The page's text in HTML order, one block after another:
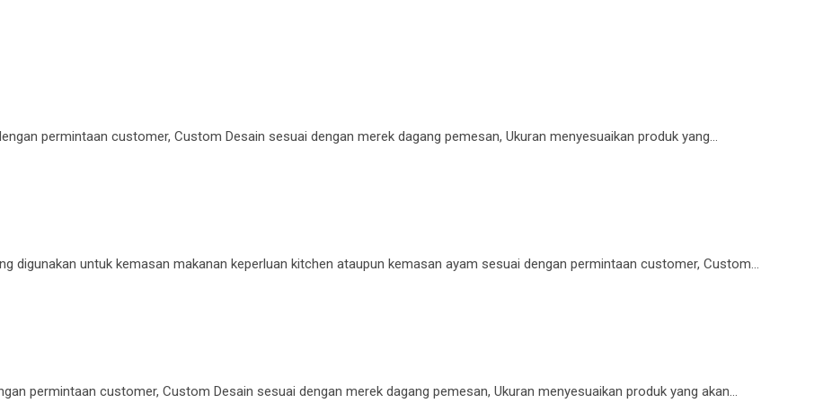
permintaan customer, Custom Desain sesuai dengan merek dagang pemesan, Ukuran menyesuaikan produk yang…
digunakan untuk kemasan makanan keperluan kitchen ataupun kemasan ayam sesuai dengan permintaan customer, Custom…
permintaan customer, Custom Desain sesuai dengan merek dagang pemesan, Ukuran menyesuaikan produk yang akan…